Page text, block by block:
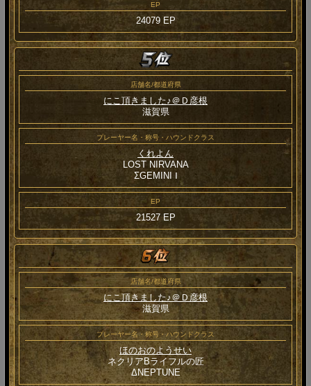
EP
24079 EP
店舗名/都道府県
にこ頂きました♪＠Ｄ彦根
滋賀県
プレーヤー名・称号・ハウンドクラス
くれよん
LOST NIRVANA
ΣGEMINI Ⅰ
EP
21527 EP
店舗名/都道府県
にこ頂きました♪＠Ｄ彦根
滋賀県
プレーヤー名・称号・ハウンドクラス
ほのおのようせい
ネクリアBライフルの匠
ΔNEPTUNE